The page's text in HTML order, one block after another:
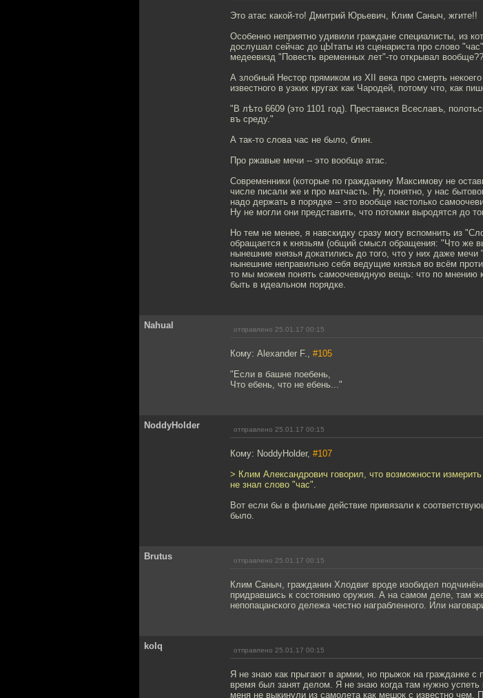
Это атас какой-то! Дмитрий Юрьевич, Клим Саныч, жгите!!
Особенно неприятно удивили граждане специалисты, из
дослушал сейчас до цЫтаты из сценариста про слово
медеевизд "Повесть временных лет"-то открывал вообще??
А злобный Нестор прямиком из XII века про смерть
известного в узких кругах как Чародей, потому что, как
"В лѣто 6609 (это 1101 год). Преставися Всеславъ,
въ среду."
А так-то слова час не было, блин.
Про ржавые мечи -- это вообще атас.
Современники (которые по гражданину Максимову не
числе писали же и про матчасть. Ну, понятно, у нас
надо держать в порядке -- это вообще настолько
Ну не могли они представить, что потомки выродятся до
Но тем не менее, я навскидку сразу могу вспомнить из
обращается к князьям (общий смысл обращения: "Что же
нынешние князья докатились до того, что у них даже
нынешние неправильно себя ведущие князья во всём
то мы можем понять самоочевидную вещь: что по мнению
быть в идеальном порядке.
Nahual отправлено 25.01.17 00:15
Кому: Alexander F., #105
"Если в башне поебень,
Что ебень, что не ебень..."
NoddyHolder отправлено 25.01.17 00:15
Кому: NoddyHolder, #107
> Клим Александрович говорил, что возможности
не знал слово "час".
Вот если бы в фильме действие привязали к
было.
Brutus отправлено 25.01.17 00:15
Клим Саныч, гражданин Хлодвиг вроде изобидел
придравшись к состоянию оружия. А на самом деле, там
непопацанского дележа честно награбленного. Или
kolq отправлено 25.01.17 00:15
Я не знаю как прыгают в армии, но прыжок на гражданке
время был занят делом. Я не знаю когда там нужно
меня не выкинули из самолета как мешок с известно чем.